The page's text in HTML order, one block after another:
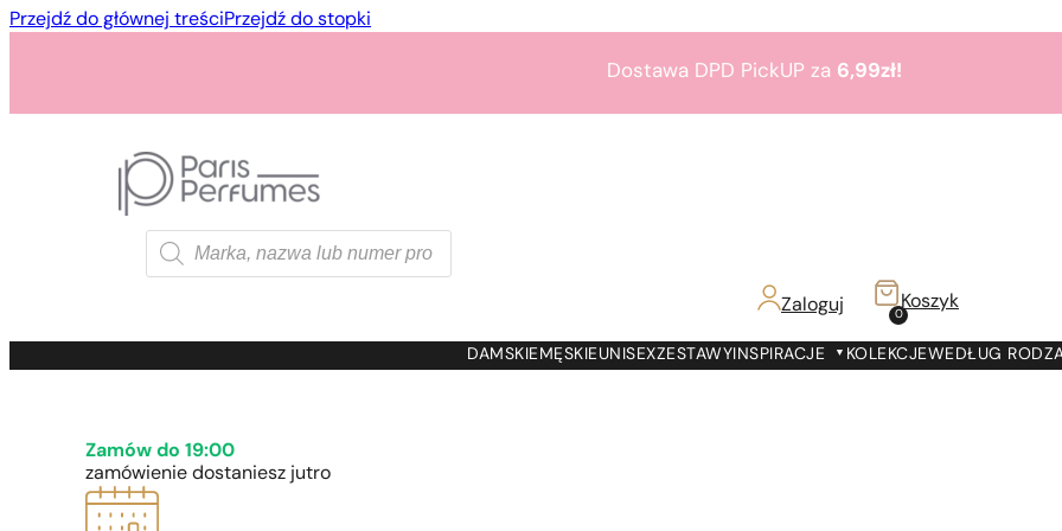
Przejdź do głównej treściPrzejdź do stopki
Dostawa DPD PickUP za 6,99zł!
6,99zł!
Wyszukiwarka
produktów
Zaloguj 0
Koszyk
DAMSKIE MĘSKIE UNISEXZESTAWYINSPIRACJE KOLEKCJEWEDŁUG
Zamów do 19:00
zamówienie dostaniesz jutro